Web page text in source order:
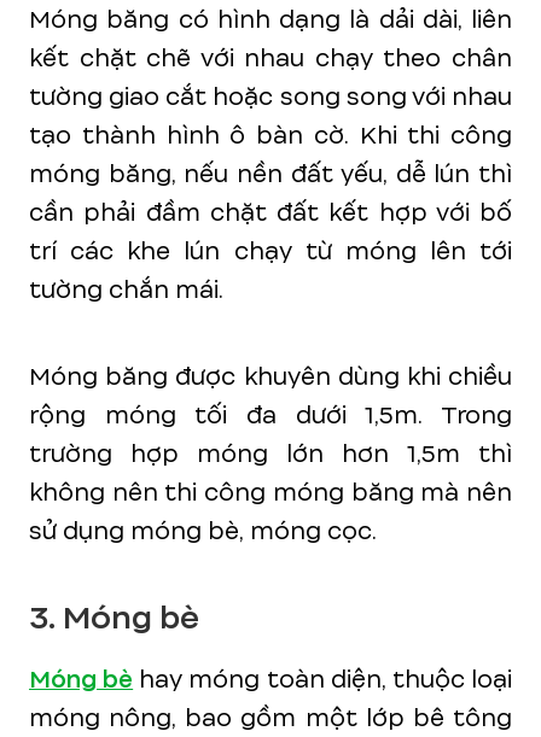
Móng băng có hình dạng là dải dài, liên
kết chặt chẽ với nhau chạy theo chân
tường giao cắt hoặc song song với nhau
tạo thành hình ô bàn cờ. Khi thi công
móng băng, nếu nền đất yếu, dễ lún thì
cần phải đầm chặt đất kết hợp với bố
trí các khe lún chạy từ móng lên tới
tường chắn mái.
Móng băng được khuyên dùng khi chiều
rộng móng tối đa dưới 1,5m. Trong
trường hợp móng lớn hơn 1,5m thì
không nên thi công móng băng mà nên
sử dụng móng bè, móng cọc.
3. Móng bè
Móng bè hay móng toàn diện, thuộc loại
móng nông, bao gồm một lớp bê tông